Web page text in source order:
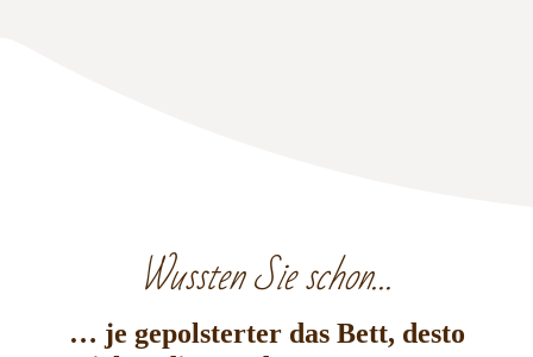
Wussten Sie schon…
… je gepolsterter das Bett, desto